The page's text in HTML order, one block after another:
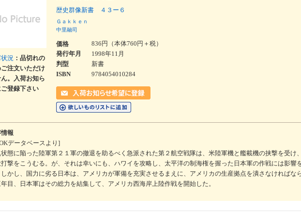
況 ：品切れの
注文いただけ
ん。入荷お知ら
登録下さい
歴史群像新書 ４３ー６
Ｇａｋｋｅｎ
中里融司
価格
836円（本体760円＋税）
発行年月
1998年11月
判型
新書
ISBN
9784054010284
報
データベースより]
態に陥った陸軍第２１軍の撤退を助るべく急派された第２航空戦隊は、米陸軍機と艦載機の挟撃を受け
撃をこうむる。が、それは幸いにも、ハワイを攻略し、太平洋の制海権を握った日本軍の作戦には影響
しかし、国力に劣る日本は、アメリカが軍備を充実させるまえに、アメリカの生産拠点を潰さなければな
年目、日本軍はその総力を結集して、アメリカ西海岸上陸作戦を開始した。